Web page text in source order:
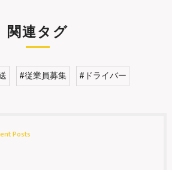
関連タグ
#従業員募集 #ドライバー
Posts